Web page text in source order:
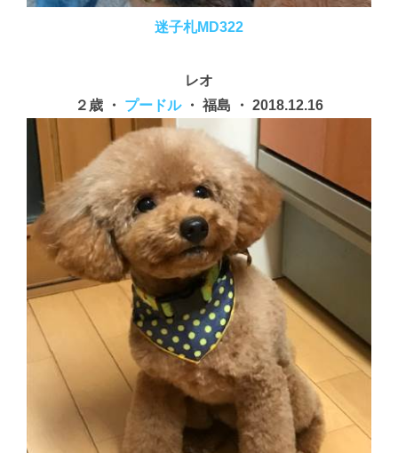
迷子札MD322
レオ
２歳 ・ プードル・ 福島 ・ 2018.12.16